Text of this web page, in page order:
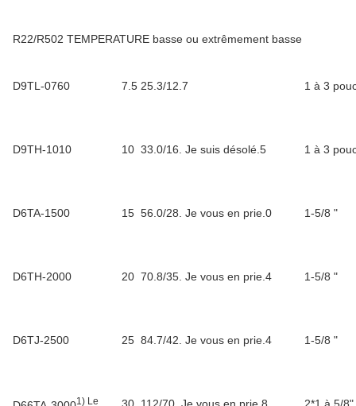
R22/R502 TEMPERATURE basse ou extrêmement basse
D9TL-0760 7.5 25.3/12.7 1 à 3
D9TH-1010 10 33.0/16. Je suis désolé.5 1 à 3
D6TA-1500 15 56.0/28. Je vous en prie.0 1-5/8 "
D6TH-2000 20 70.8/35. Je vous en prie.4 1-5/8 "
D6TJ-2500 25 84.7/42. Je vous en prie.4 1-5/8 "
1) Le